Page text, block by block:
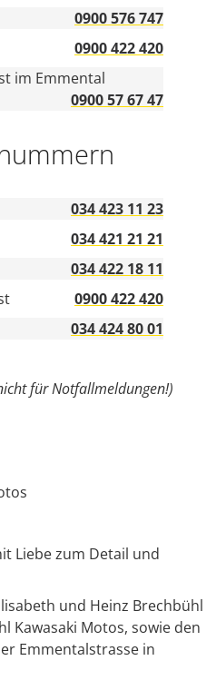
0900 576 747
0900 422 420
im Emmental
0900 57 67 47
034 423 11 23
034 421 21 21
034 422 18 11
0900 422 420
034 424 80 01
für Notfallmeldungen!)
Liebe zum Detail und
und Heinz Brechbühl
Kawasaki Motos, sowie den
Emmentalstrasse in